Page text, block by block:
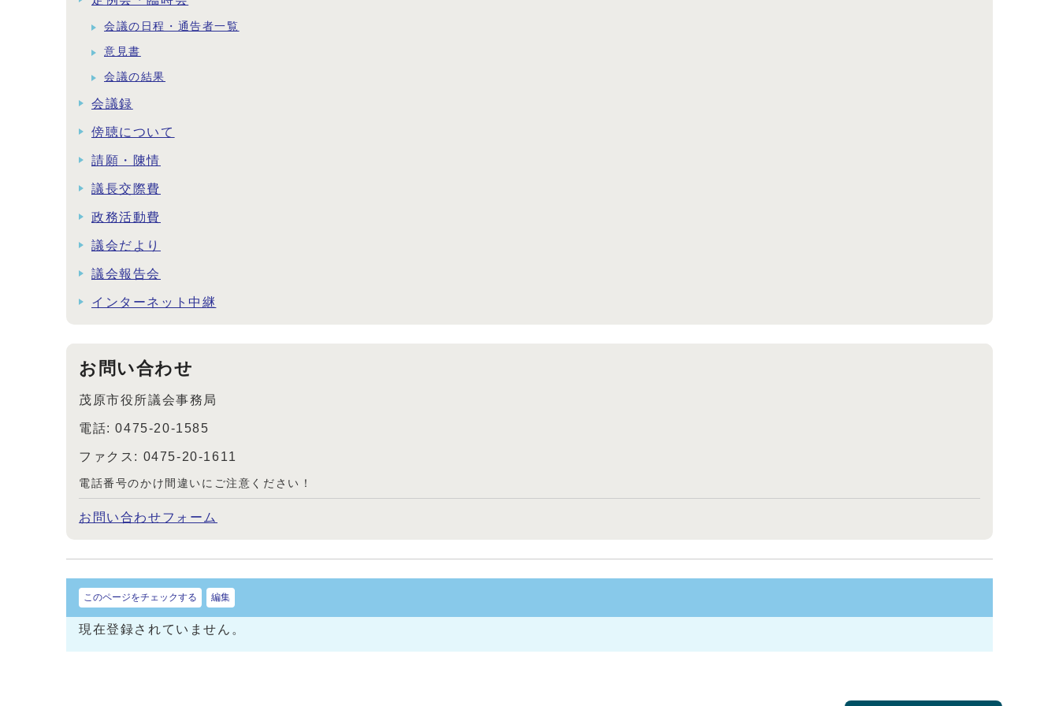
会議の日程・通告者一覧
意見書
会議の結果
会議録
傍聴について
請願・陳情
議長交際費
政務活動費
議会だより
議会報告会
インターネット中継
お問い合わせ
茂原市役所議会事務局
電話: 0475-20-1585
ファクス: 0475-20-1611
電話番号のかけ間違いにご注意ください！
お問い合わせフォーム
このページをチェックする 編集
現在登録されていません。